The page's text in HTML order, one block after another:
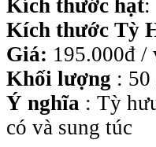
Kích thước hạt:
Kích thước Tỳ
Giá: 195.000đ /
Khối lượng : 50
Ý nghĩa : Tỳ
có và sung túc